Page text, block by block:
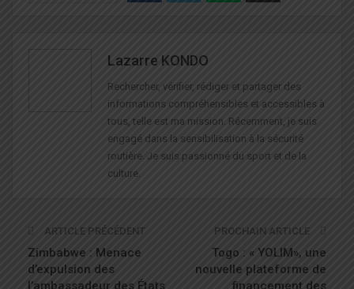
Lazarre KONDO
Rechercher, vérifier, rédiger et partager des
informations compréhensibles et accessibles à
tous, telle est ma mission. Récemment, je suis
engagé dans la sensibilisation à la sécurité
routière. Je suis passionné du sport et de la
culture.
ARTICLE PRÉCÉDENT
Zimbabwe : Menace
d’expulsion des
l’ambassadeur des États
PROCHAIN ARTICLE
Togo : « YOLIM», une
nouvelle plateforme de
financement des